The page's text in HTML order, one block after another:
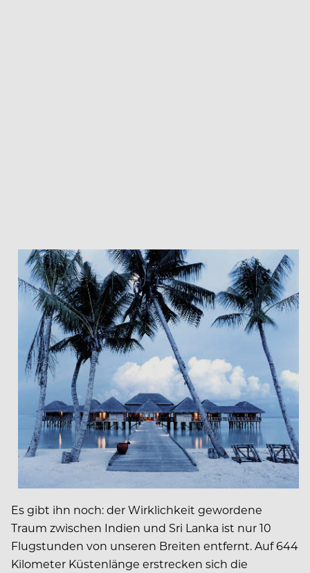
Es gibt ihn noch: der Wirklichkeit gewordene
Traum zwischen Indien und Sri Lanka ist nur 10
Flugstunden von unseren Breiten entfernt. Auf 644
Kilometer Küstenlänge erstrecken sich die